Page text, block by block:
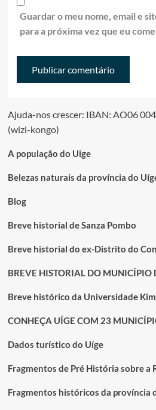
Guardar o meu nome, email e
para a próxima vez que eu
Ajuda-nos crescer: IBAN: AO06
(wizi-kongo)
A população do Uige
Belezas naturais da província do
Blog
Breve historial de Sanza Pombo
Breve historial do ex-Distrito do
BREVE HISTORIAL DO MUNICÍPIO
Breve histórico da Universidade
CONHEÇA UÍGE COM 23
Dados turístico do Uíge
Fragmentos de Pré História sobre a
Fragmentos históricos da província